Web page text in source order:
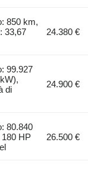
850 km,
33,67
24.380 €
99.927
di
24.900 €
80.840
HP
26.500 €